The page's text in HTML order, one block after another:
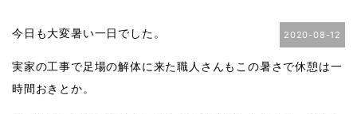
2020-08-12
今日も大変暑い一日でした。
実家の工事で足場の解体に来た職人さんもこの暑さで休憩は一
時間おきとか。